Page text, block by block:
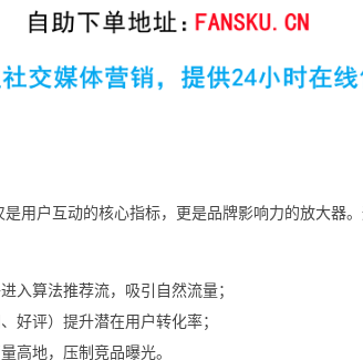
是用户互动的核心指标，更是品牌影响力的放大器
入算法推荐流，吸引自然流量；
好评）提升潜在用户转化率；
高地，压制竞品曝光。